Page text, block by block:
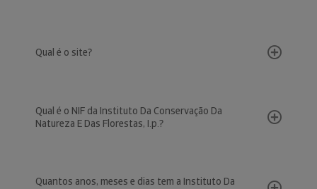
Qual é o site?
Qual é o NIF da Instituto Da Conservação Da
Natureza E Das Florestas, I.p.?
Quantos anos, meses e dias tem a Instituto Da